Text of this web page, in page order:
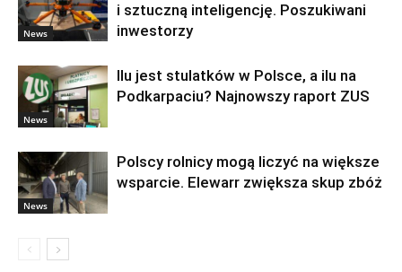
News
i sztuczną inteligencję. Poszukiwani
inwestorzy
News
Ilu jest stulatków w Polsce, a ilu na
Podkarpaciu? Najnowszy raport ZUS
News
Polscy rolnicy mogą liczyć na większe
wsparcie. Elewarr zwiększa skup zbóż